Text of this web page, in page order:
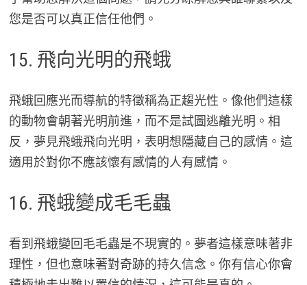
您是否可以真正信任他們。
15. 飛向光明的飛蛾
飛蛾回應光而導航的特徵稱為正趨光性。像他們這樣
的動物會朝著光明前進，而不是試圖逃離光明。相
反，夢見飛蛾飛向光明，表明想隱藏自己的感情。這
適用於對你不應該懷有感情的人有感情。
16. 飛蛾變成毛毛蟲
看到飛蛾變回毛毛蟲是不現實的。夢者這樣意味著非
理性，但也意味著對奇跡的持久信念。你有信心你會